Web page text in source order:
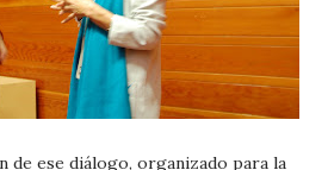
ese diálogo, organizado para la